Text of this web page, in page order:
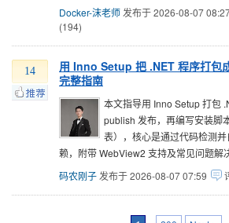
Docker-沫老师 发布于 2026-08-07
(194)
14
用 Inno Setup 把 .NET 程序打包
完整指南
本文指导用 Inno Setup 打包
publish 发布，再编写安装脚
表），核心是通过代码检测
赖，附带 WebView2 支持及常见问题解
码农刚子 发布于 2026-08-07 07:59